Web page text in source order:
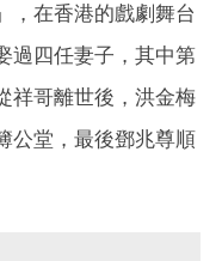
，在香港的戲劇舞台
過四任妻子，其中第
祥哥離世後，洪金梅
公堂，最後鄧兆尊順